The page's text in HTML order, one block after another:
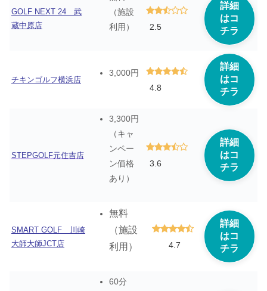
GOLF NEXT 24 武
蔵中原店
（施設
利用）
2.5
詳細
はコ
チラ
チキンゴルフ横浜店
3,000円
4.8
詳細
はコ
チラ
STEPGOLF元住吉店
3,300円
（キャ
ンペー
ン価格
あり）
3.6
詳細
はコ
チラ
SMART GOLF 川崎
大師大師JCT店
無料
（施設
利用）
4.7
詳細
はコ
チラ
60分